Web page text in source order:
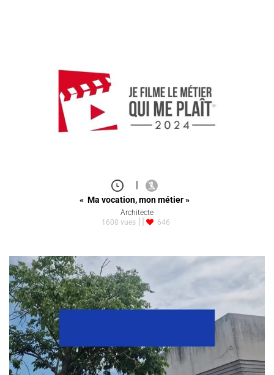
« Ma vocation, mon métier »
Architecte
1608 vues
646